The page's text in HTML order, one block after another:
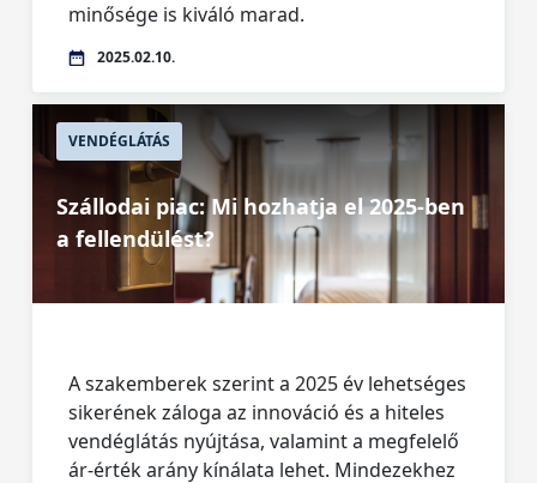
minősége is kiváló marad.
2025.02.10.
VENDÉGLÁTÁS
Szállodai piac: Mi hozhatja el 2025-ben
a fellendülést?
A szakemberek szerint a 2025 év lehetséges
sikerének záloga az innováció és a hiteles
vendéglátás nyújtása, valamint a megfelelő
ár-érték arány kínálata lehet. Mindezekhez